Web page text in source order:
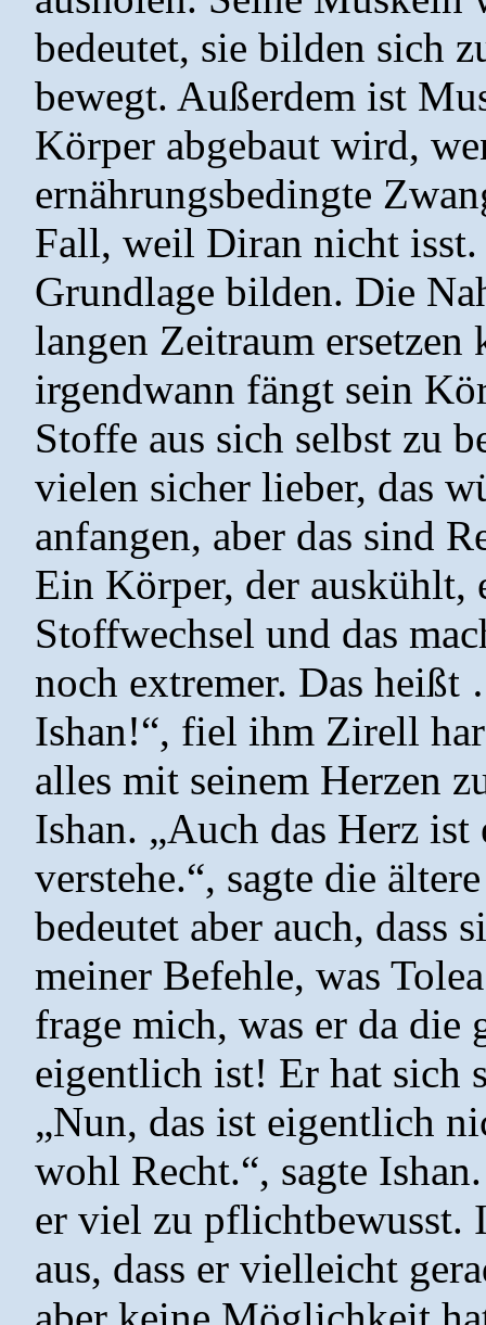
bedeutet, sie bilden sich
bewegt. Außerdem ist
Körper abgebaut wird,
ernährungsbedingte
Fall, weil Diran nicht
Grundlage bilden. Die
langen Zeitraum ersetzen
irgendwann fängt sein
Stoffe aus sich selbst zu
vielen sicher lieber, das
anfangen, aber das sind
Ein Körper, der auskühlt,
Stoffwechsel und das
noch extremer. Das
Ishan!“, fiel ihm Zirell
alles mit seinem Herzen
Ishan. „Auch das Herz
verstehe.“, sagte die
bedeutet aber auch, dass
meiner Befehle, was
frage mich, was er da die
eigentlich ist! Er hat sich
„Nun, das ist eigentlich
wohl Recht.“, sagte
er viel zu pflichtbewusst.
aus, dass er vielleicht